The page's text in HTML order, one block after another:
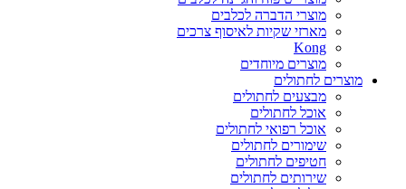
מוצרי הדברה לכלבים
מארזי שקיות לאיסוף צרכים
Kong
מוצרים מיוחדים
מוצרים לחתולים
מבצעים לחתולים
אוכל לחתולים
אוכל רפואי לחתולים
שימורים לחתולים
חטיפים לחתולים
שירותים לחתולים